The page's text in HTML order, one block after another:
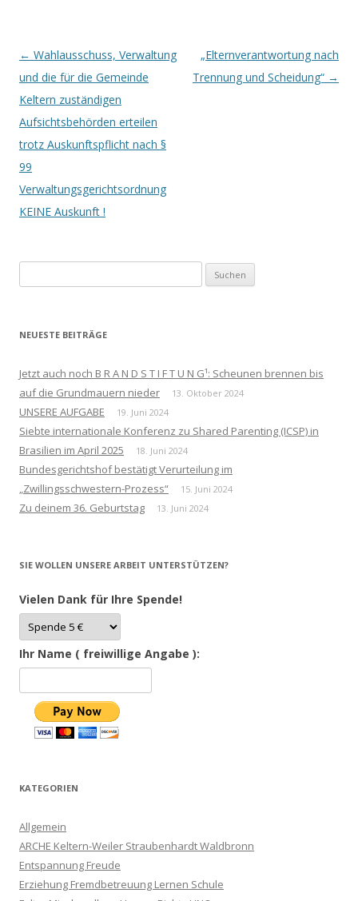
Beitrags-
Navigation
← Wahlausschuss, Verwaltung
und die für die Gemeinde
Keltern zuständigen
Aufsichtsbehörden erteilen
trotz Auskunftspflicht nach §
99
Verwaltungsgerichtsordnung
KEINE Auskunft !
„Elternverantwortung nach
Trennung und Scheidung“ →
nach:
NEUESTE BEITRÄGE
Jetzt auch noch B R A N D S T I F T U N G¹: Scheunen brennen bis
auf die Grundmauern nieder
13. Oktober 2024
UNSERE AUFGABE 19. Juni 2024
Siebte internationale Konferenz zu Shared Parenting (ICSP) in
Brasilien im April 2025
18. Juni 2024
Bundesgerichtshof bestätigt Verurteilung im
„Zwillingsschwestern-Prozess“
15. Juni 2024
Zu deinem 36. Geburtstag 13. Juni 2024
SIE WOLLEN UNSERE ARBEIT UNTERSTÜTZEN?
Vielen Dank für Ihre Spende!
Ihr Name ( freiwillige Angabe ):
KATEGORIEN
Allgemein
ARCHE Keltern-Weiler Straubenhardt Waldbronn
Entspannung Freude
Erziehung Fremdbetreuung Lernen Schule